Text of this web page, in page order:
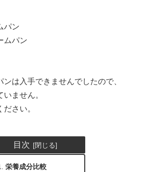
パン
ムパン
は入手できませんでしたので、
ません。
さい。
目次
栄養成分比較